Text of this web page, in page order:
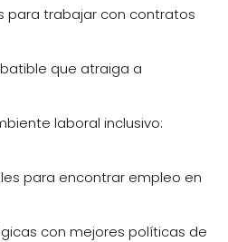
para trabajar con contratos
que atraiga a
laboral inclusivo:
para encontrar empleo en
con mejores políticas de